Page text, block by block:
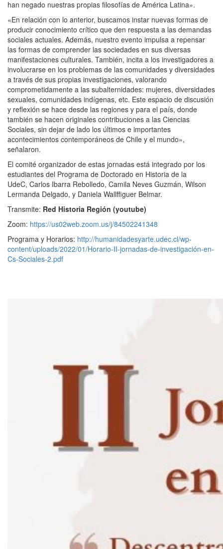
han negado nuestras propias filosofías de América Latina».
«En relación con lo anterior, buscamos instar nuevas formas de
producir conocimiento crítico que den respuesta a las demandas
sociales actuales. Además, nuestro evento impulsa a repensar
las formas de comprender las sociedades en sus diversas
manifestaciones culturales. También, incita a los investigadores a
involucrarse en los problemas de las comunidades y diversidades
a través de sus propias investigaciones, valorando
comprometidamente a las subalternidades: mujeres, diversidades
sexuales, comunidades indígenas, etc. Este espacio de discusión
y reflexión se hace desde las regiones y para el país, donde
también se hacen originales contribuciones a las Ciencias
Sociales, sin dejar de lado los últimos e importantes
acontecimientos contemporáneos de Chile y el mundo»,
señalaron.
El comité organizador de estas jornadas está integrado por los
estudiantes del Programa de Doctorado en Historia de la
UdeC, Carlos Ibarra Rebolledo, Camila Neves Guzmán, Wilson
Lermanda Delgado, y Daniela Wallffiguer Belmar.
Transmite: Red Historia Región (youtube)
Zoom: https://us02web.zoom.us/j/84502241348
Programa y Horarios: http://humanidadesyarte.udec.cl/wp-
content/uploads/2022/01/Horario-II-jornadas-de-investigación-en-
Cs-Sociales-2.pdf